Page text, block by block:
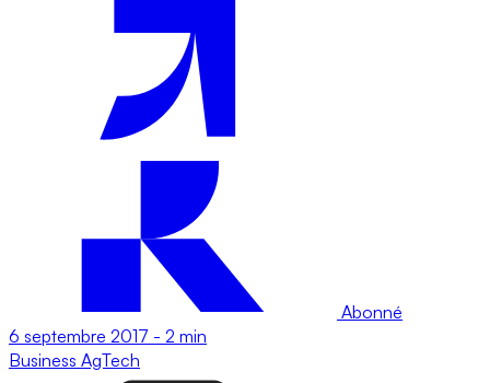
Abonné
6 septembre 2017 - 2 min
Business AgTech